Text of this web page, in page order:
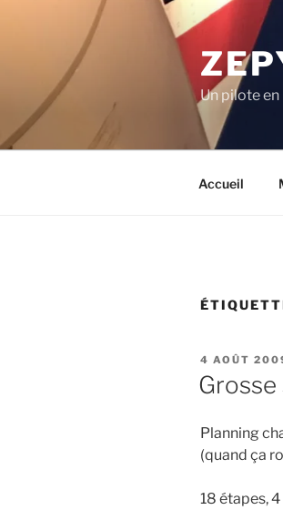
Un pilote
Accueil
PUBLIÉ
LE
4 AOÛT
Grosse
Planning
(quand ça
18 étapes,